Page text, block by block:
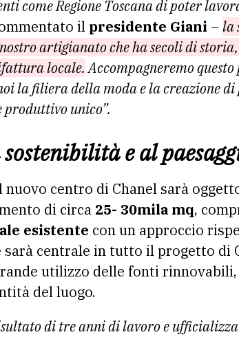
come Regione Toscana di poter
il presidente Giani – la
artigianato che ha secoli di
locale.Accompagneremo
la filiera della moda e la creazione
unico”.
e al
nuovo centro di Chanel sarà
di circa 25- 30mila mq,
esistente con un approccio
sarà centrale in tutto il progetto di
utilizzo delle fonti
del luogo.
di tre anni di lavoro e